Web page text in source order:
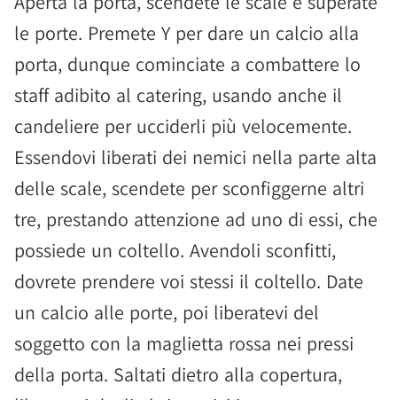
le porte. Premete Y per dare un calcio alla
porta, dunque cominciate a combattere lo
staff adibito al catering, usando anche il
candeliere per ucciderli più velocemente.
Essendovi liberati dei nemici nella parte alta
delle scale, scendete per sconfiggerne altri
tre, prestando attenzione ad uno di essi, che
possiede un coltello. Avendoli sconfitti,
dovrete prendere voi stessi il coltello. Date
un calcio alle porte, poi liberatevi del
soggetto con la maglietta rossa nei pressi
della porta. Saltati dietro alla copertura,